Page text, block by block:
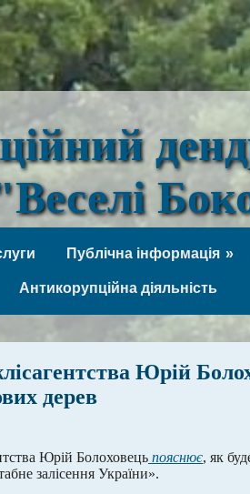
Публічна інформація
Антикорупційна діяльність
Юрій
дерев
Юрій Болоховець пояснює, як
залісення України».